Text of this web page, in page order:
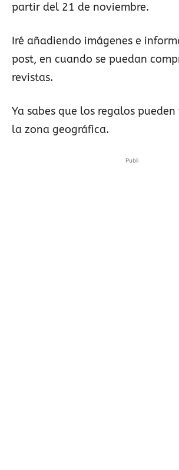
partir del 21 de noviembre.
Iré añadiendo imágenes e
post, en cuando se puedan
revistas.
Ya sabes que los regalos
la zona geográfica.
Publi